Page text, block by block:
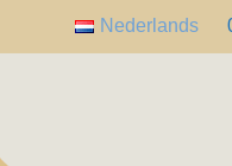
Nederlands